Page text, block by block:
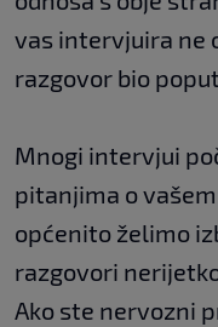
vas intervjuira ne
razgovor bio
Mnogi intervjui
pitanjima o
općenito želimo
razgovori
Ako ste nervozni